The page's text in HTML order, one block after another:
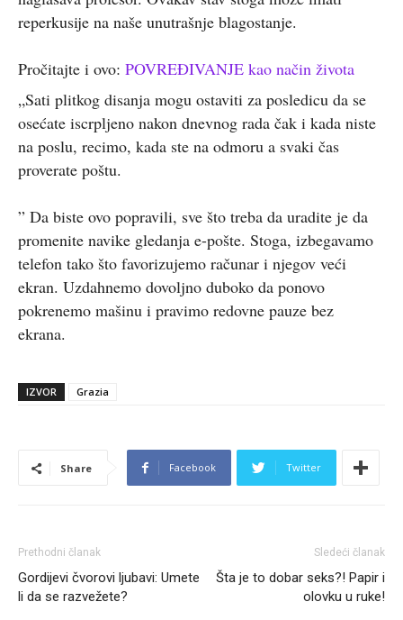
reperkusije na naše unutrašnje blagostanje.
Pročitajte i ovo: POVREĐIVANJE kao način života
„Sati plitkog disanja mogu ostaviti za posledicu da se
osećate iscrpljeno nakon dnevnog rada čak i kada niste
na poslu, recimo, kada ste na odmoru a svaki čas
proverate poštu.
” Da biste ovo popravili, sve što treba da uradite je da
promenite navike gledanja e-pošte. Stoga, izbegavamo
telefon tako što favorizujemo računar i njegov veći
ekran. Uzdahnemo dovoljno duboko da ponovo
pokrenemo mašinu i pravimo redovne pauze bez
ekrana.
IZVOR Grazia
Share Facebook Twitter
Prethodni članak
Gordijevi čvorovi ljubavi: Umete
li da se razvežete?
Sledeći članak
Šta je to dobar seks?! Papir i
olovku u ruke!